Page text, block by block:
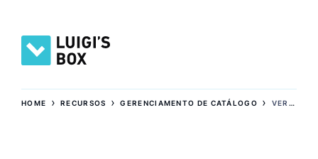
HOME ›RECURSOS ›GERENCIAMENTO DE CATÁLOGO › VERIFICAÇÕES AUTOMATIZADAS DE QUALIDADE DE DADOS